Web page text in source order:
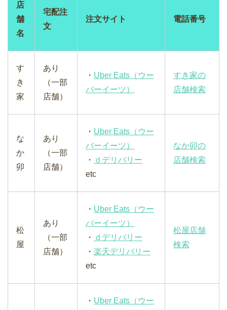
店
舗
名
宅配注
文
注文サイト 電話番号
す
き
家
あり
（一部
店舗）
・ Uber Eats（ウー
バーイーツ）
すき家の
店舗検索
な
か
卯
あり
（一部
店舗）
・ Uber Eats（ウー
バーイーツ）
・ ｄデリバリー
etc
なか卯の
店舗検索
松
屋
あり
（一部
店舗）
・ Uber Eats（ウー
バーイーツ）
・ ｄデリバリー
・ 楽天デリバリー
etc
松屋店舗
検索
・ Uber Eats（ウー